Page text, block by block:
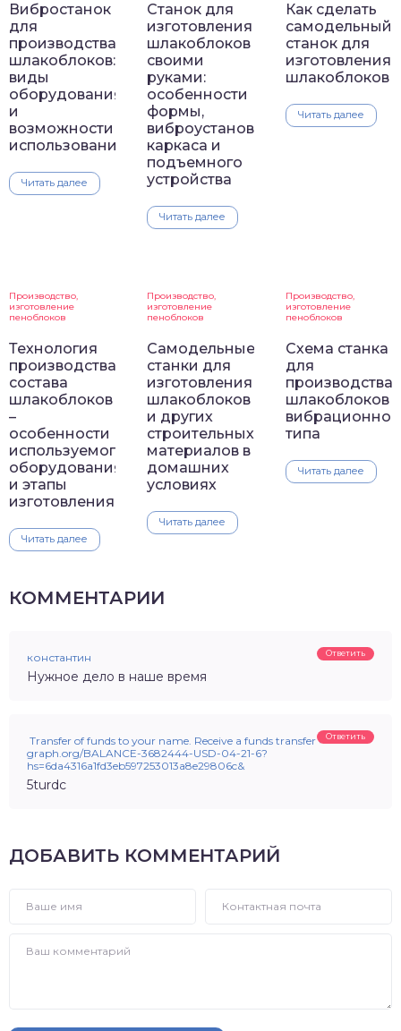
Вибростанок
для
производства
шлакоблоков:
виды
оборудования
и
возможности
использования
Читать далее
Станок для
изготовления
шлакоблоков
своими
руками:
особенности
формы,
виброустановки,
каркаса и
подъемного
устройства
Читать далее
Как сделать
самодельный
станок для
изготовления
шлакоблоков
Читать далее
Производство,
изготовление
пеноблоков
Технология
производства
состава
шлакоблоков
–
особенности
используемого
оборудования
и этапы
изготовления
Читать далее
Производство,
изготовление
пеноблоков
Самодельные
станки для
изготовления
шлакоблоков
и других
строительных
материалов в
домашних
условиях
Читать далее
Производство,
изготовление
пеноблоков
Схема станка
для
производства
шлакоблоков
типа
Читать далее
КОММЕНТАРИИ
константин Ответить
Нужное дело в наше время
️ Transfer of funds to your name. Receive a funds transfer >>>
graph.org/BALANCE-3682444-USD-04-21-6?
hs=6da4316a1fd3eb597253013a8e29806c&
Ответить
5turdc
ДОБАВИТЬ КОММЕНТАРИЙ